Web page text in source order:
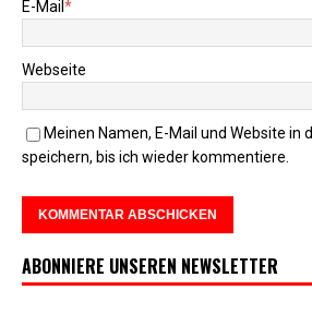
E-Mail *
Webseite
Meinen Namen, E-Mail und Website in
speichern, bis ich wieder kommentiere.
ABONNIERE UNSEREN NEWSLETTER